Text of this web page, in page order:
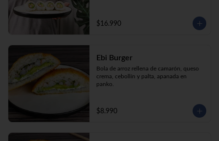
**Imagen Referencial**
en palta.
Gyosas a elección  (5u)  + 2 bebidas
**Imagen Referencial**
$16.990
Ebi Burger
Bola de arroz rellena de camarón, queso
crema, cebollín y palta, apanada en
panko.
$8.990